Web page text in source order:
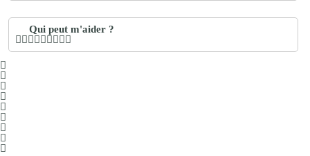
Qui peut m'aider ?